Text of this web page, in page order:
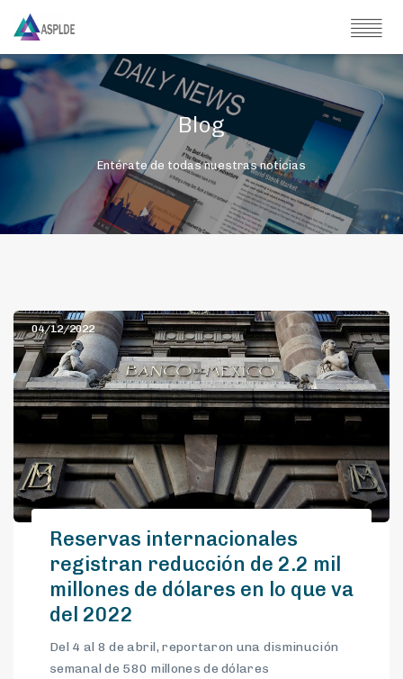
Blog
Entérate de todas nuestras noticias
04/12/2022
Reservas internacionales
registran reducción de 2.2 mil
millones de dólares en lo que va
del 2022
Del 4 al 8 de abril, reportaron una disminución
semanal de 580 millones de dólares